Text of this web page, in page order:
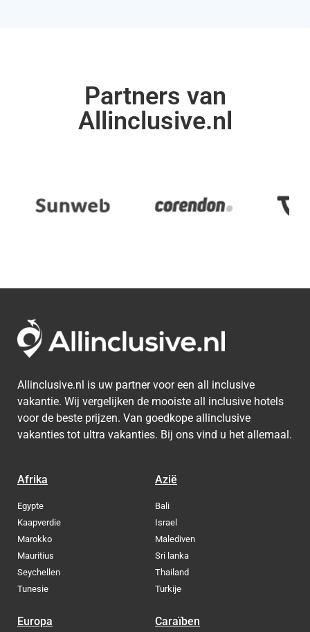
Partners van
Allinclusive.nl
Allinclusive.nl is uw partner voor een all inclusive
vakantie. Wij vergelijken de mooiste all inclusive hotels
voor de beste prijzen. Van goedkope allinclusive
vakanties tot ultra vakanties. Bij ons vind u het allemaal.
Afrika
Egypte
Kaapverdie
Marokko
Mauritius
Seychellen
Tunesie
Azië
Bali
Israel
Malediven
Sri lanka
Thailand
Turkije
Europa Caraïben